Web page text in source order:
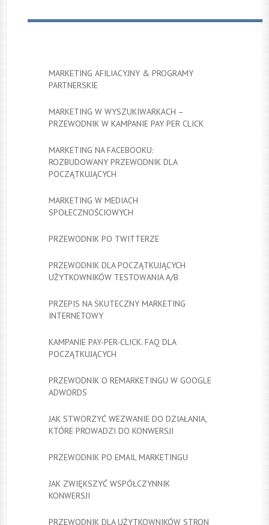
MARKETING AFILIACYJNY & PROGRAMY
PARTNERSKIE
MARKETING W WYSZUKIWARKACH –
PRZEWODNIK W KAMPANIE PAY PER CLICK
MARKETING NA FACEBOOKU:
ROZBUDOWANY PRZEWODNIK DLA
POCZĄTKUJĄCYCH
MARKETING W MEDIACH
SPOŁECZNOŚCIOWYCH
PRZEWODNIK PO TWITTERZE
PRZEWODNIK DLA POCZĄTKUJĄCYCH
UŻYTKOWNIKÓW TESTOWANIA A/B
PRZEPIS NA SKUTECZNY MARKETING
INTERNETOWY
KAMPANIE PAY-PER-CLICK. FAQ DLA
POCZĄTKUJĄCYCH
PRZEWODNIK O REMARKETINGU W GOOGLE
ADWORDS
JAK STWORZYĆ WEZWANIE DO DZIAŁANIA,
KTÓRE PROWADZI DO KONWERSJI
PRZEWODNIK PO EMAIL MARKETINGU
JAK ZWIĘKSZYĆ WSPÓŁCZYNNIK
KONWERSJI
PRZEWODNIK DLA UŻYTKOWNIKÓW STRON